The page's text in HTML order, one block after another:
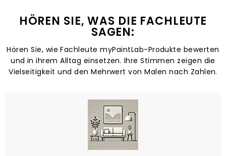
HÖREN SIE, WAS DIE FACHLEUTE
SAGEN:
Hören Sie, wie Fachleute myPaintLab-Produkte bewerten
und in ihrem Alltag einsetzen. Ihre Stimmen zeigen die
Vielseitigkeit und den Mehrwert von Malen nach Zahlen.